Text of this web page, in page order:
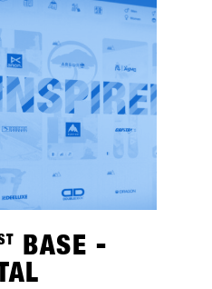
più tramite
tramite la nuova
1st-BASE.com. Se
account BASE per il
il momento di
creare
account per il tuo
potrai
fare alcuni clic e
registrato per il
76 marchi
l'ora di darti
BASE -